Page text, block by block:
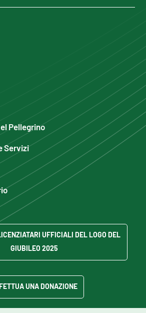
Pellegrino
Servizi
UFFICIALI DEL LOGO DEL
GIUBILEO 2025
UNA DONAZIONE